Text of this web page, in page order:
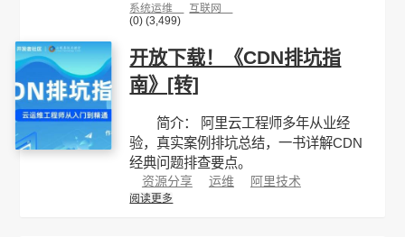
系统运维
互联网
(0) (3,499)
开放下载！《CDN排坑指
南》[转]
简介： 阿里云工程师多年从业经
验，真实案例排坑总结，一书详解CDN
经典问题排查要点。
资源分享 运维 阿里技术
阅读更多